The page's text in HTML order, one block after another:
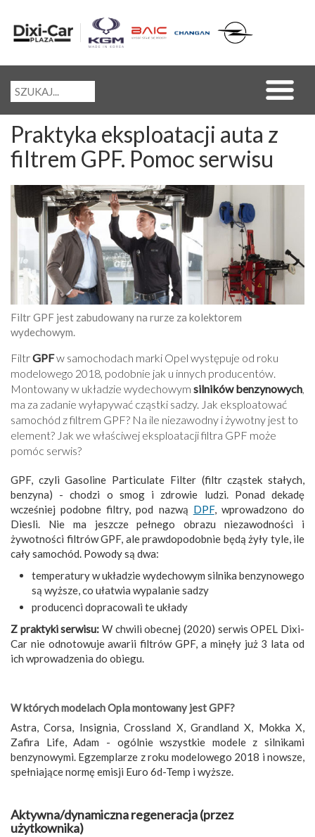
Praktyka eksploatacji auta z
filtrem GPF. Pomoc serwisu
Filtr GPF jest zabudowany na rurze za kolektorem
wydechowym.
FiltrGPFw samochodach marki Opel występuje od roku
modelowego 2018, podobnie jak u innych producentów.
Montowany w układzie wydechowym silników benzynowych
ma za zadanie wyłapywać cząstki sadzy. Jak eksploatować
samochód z filtrem GPF? Na ile niezawodny i żywotny jest to
element? Jak we właściwej eksploatacji filtra GPF może
pomóc serwis?
GPF, czyli Gasoline Particulate Filter (filtr cząstek stałych,
benzyna) - chodzi o smog i zdrowie ludzi. Ponad dekadę
wcześniej podobne filtry, pod nazwą DPF, wprowadzono do
Diesli. Nie ma jeszcze pełnego obrazu niezawodności i
żywotności filtrów GPF, ale prawdopodobnie będą żyły tyle, ile
cały samochód. Powody są dwa:
temperatury w układzie wydechowym silnika benzynowego
są wyższe, co ułatwia wypalanie sadzy
producenci dopracowali te układy
Z praktyki serwisu: W chwili obecnej (2020) serwis OPEL Dixi-
Car nie odnotowuje awarii filtrów GPF, a minęły już 3 lata od
ich wprowadzenia do obiegu.
W których modelach Opla montowany jest GPF?
Astra, Corsa, Insignia, Crossland X, Grandland X, Mokka X,
Zafira Life, Adam - ogólnie wszystkie modele z silnikami
benzynowymi. Egzemplarze z roku modelowego 2018 i nowsze,
spełniające normę emisji Euro 6d-Temp i wyższe.
Aktywna/dynamiczna regeneracja (przez
użytkownika)